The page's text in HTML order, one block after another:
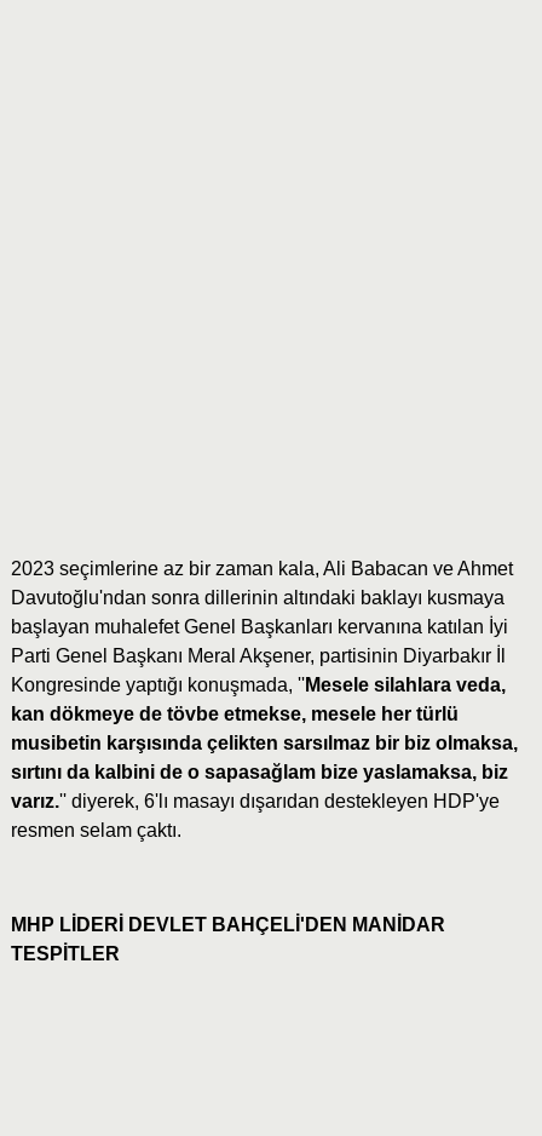
2023 seçimlerine az bir zaman kala, Ali Babacan ve Ahmet
Davutoğlu'ndan sonra dillerinin altındaki baklayı kusmaya
başlayan muhalefet Genel Başkanları kervanına katılan İyi
Parti Genel Başkanı Meral Akşener, partisinin Diyarbakır İl
Kongresinde yaptığı konuşmada, ''Mesele silahlara veda,
kan dökmeye de tövbe etmekse, mesele her türlü
musibetin karşısında çelikten sarsılmaz bir biz olmaksa,
sırtını da kalbini de o sapasağlam bize yaslamaksa, biz
varız.'' diyerek, 6'lı masayı dışarıdan destekleyen HDP'ye
resmen selam çaktı.
MHP LİDERİ DEVLET BAHÇELİ'DEN MANİDAR
TESPİTLER